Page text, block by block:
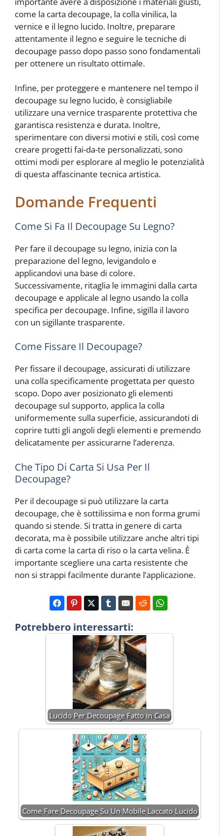
come la carta decoupage, la colla vinilica, la
vernice e il legno lucido. Inoltre, preparare
attentamente il legno e seguire le tecniche di
decoupage passo dopo passo sono fondamentali
per ottenere un risultato ottimale.
Infine, per proteggere e mantenere nel tempo il
decoupage su legno lucido, è consigliabile
utilizzare una vernice trasparente protettiva che
garantisca resistenza e durata. Inoltre,
sperimentare con diversi motivi e stili, così come
creare progetti fai-da-te personalizzati, sono
ottimi modi per esplorare al meglio le potenzialità
di questa affascinante tecnica artistica.
Domande Frequenti
Come Si Fa Il Decoupage Su Legno?
Per fare il decoupage su legno, inizia con la
preparazione del legno, levigandolo e
applicandovi una base di colore.
Successivamente, ritaglia le immagini dalla carta
decoupage e applicale al legno usando la colla
specifica per decoupage. Infine, sigilla il lavoro
con un sigillante trasparente.
Come Fissare Il Decoupage?
Per fissare il decoupage, assicurati di utilizzare
una colla specificamente progettata per questo
scopo. Dopo aver posizionato gli elementi
decoupage sul supporto, applica la colla
uniformemente sulla superficie, assicurandoti di
coprire tutti gli angoli degli elementi e premendo
delicatamente per assicurarne l’aderenza.
Che Tipo Di Carta Si Usa Per Il
Decoupage?
Per il decoupage si può utilizzare la carta
decoupage, che è sottilissima e non forma grumi
quando si stende. Si tratta in genere di carta
decorata, ma è possibile utilizzare anche altri tipi
di carta come la carta di riso o la carta velina. È
importante scegliere una carta resistente che
non si strappi facilmente durante l’applicazione.
Potrebbero interessarti:
Lucido Per Decoupage Fatto in Casa
Come Fare Decoupage Su Un Mobile Laccato Lucido